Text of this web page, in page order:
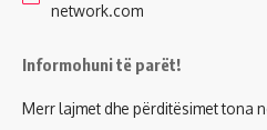
network.com
Informohuni të parët!
Merr lajmet dhe përditësimet tona